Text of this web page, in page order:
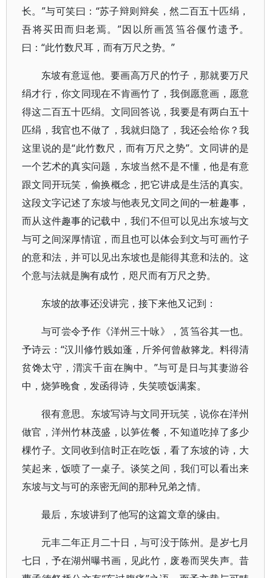
长。”与可笑曰：“苏子辩则辩矣，然二百五十匹绢，
吾将买田而归老焉。”因以所画筼筜谷偃竹遗予。
曰：“此竹数尺耳，而有万尺之势。”
东坡有意逗他。要画高万尺的竹子，那就要万尺
绢才行，你文同现在不肯画竹了，我倒愿意画，愿意
得这二百五十匹绢。文同回答说，我要是有两白五十
匹绢，我官也不做了，我就归隐了，我还会给你？我
这里说的是“此竹数尺，而有万尺之势”。文同讲的是
一个艺术的真实问题，东坡当然不是不懂，他是有意
跟文同开玩笑，偷换概念，把它讲成是生活的真实。
这段文字记述了东坡与他表兄文同之间的一桩趣事，
而从这件趣事的记载中，我们不但可以见出东坡与文
与可之间深厚情谊，而且也可以体会到文与可画竹子
的意和法，并可以见出东坡也是能得其意和法的。这
个意与法就是胸有成竹，咫尺而有万尺之势。
东坡的故事还没讲完，接下来他又记到：
与可尝令予作《洋州三十咏》，筼筜谷其一也。
予诗云：“汉川修竹贱如蓬，斤斧何曾赦箨龙。料得清
贫馋太守，渭滨千亩在胸中。”与可是日与其妻游谷
中，烧笋晚食，发函得诗，失笑喷饭满案。
很有意思。东坡写诗与文同开玩笑，说你在洋州
做官，洋州竹林茂盛，以笋佐餐，不知道吃掉了多少
棵竹子。文同收到信时正在吃饭，看了东坡的诗，大
笑起来，饭喷了一桌子。谈笑之间，我们可以看出来
东坡与文与可的亲密无间的那种兄弟之情。
最后，东坡讲到了他写的这篇文章的缘由。
元丰二年正月二十日，与可没于陈州。是岁七月
七日，予在湖州曝书画，见此竹，废卷而哭失声。昔